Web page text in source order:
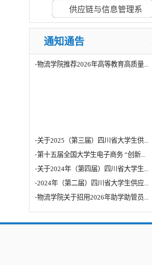
供应链与信息管理系
通知通告
第十五届全国大学生电子商务 “创新...
关于2024年（第四届）四川省大学生...
物流学院关于招用2026年助学助管员...
物流学院推荐2026年高等教育高质量...
关于2025（第三届）四川省大学生供...
第十五届全国大学生电子商务 “创新...
关于2024年（第四届）四川省大学生...
2024年（第二届）四川省大学生供应...
物流学院关于招用2026年助学助管员...